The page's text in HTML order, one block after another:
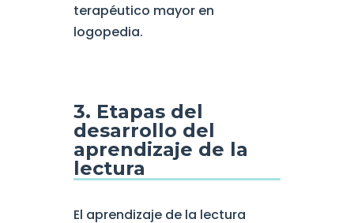
terapéutico mayor en
logopedia.
3. Etapas del
desarrollo del
aprendizaje de la
lectura
El aprendizaje de la lectura